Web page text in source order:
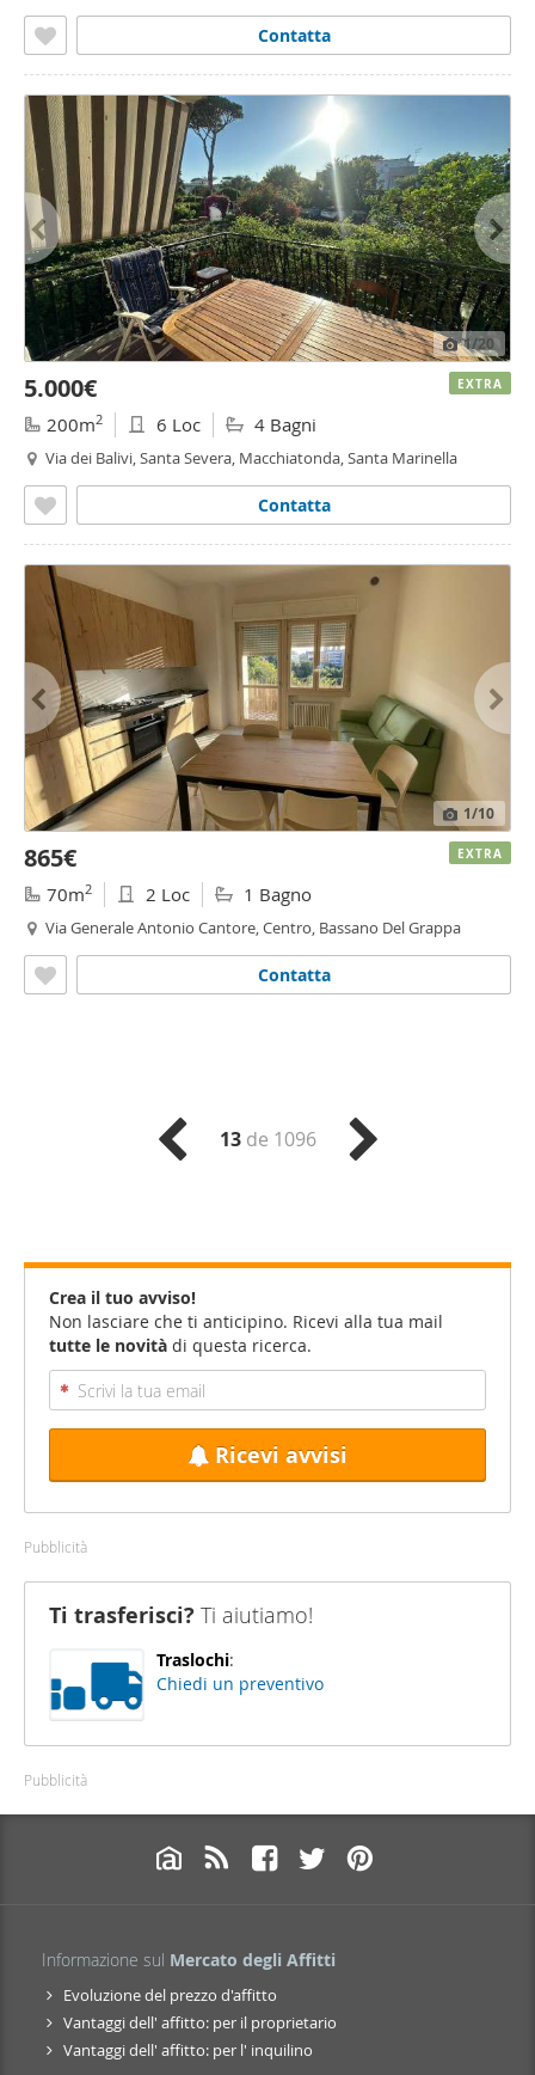
Contatta
1/20
5.000€
200m2 6 Loc 4 Bagni
Via dei Balivi, Santa Severa, Macchiatonda, Santa Marinella
Contatta
EXTRA
1/10
865€
70m2 2 Loc 1 Bagno
Via Generale Antonio Cantore, Centro, Bassano Del Grappa
Contatta
EXTRA
13de 1096
Crea il tuo avviso!
Non lasciare che ti anticipino. Ricevi alla tua mail
tutte le novità di questa ricerca.
Ricevi avvisi
Pubblicità
Ti trasferisci? Ti aiutiamo!
Traslochi:
Chiedi un preventivo
Pubblicità
Informazione sul Mercato degli Affitti
Evoluzione del prezzo d'affitto
Vantaggi dell' affitto: per il proprietario
Vantaggi dell' affitto: per l' inquilino